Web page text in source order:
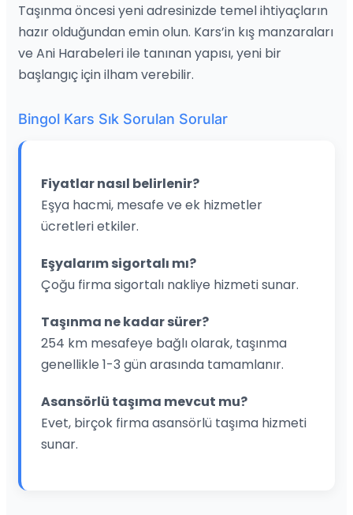
Taşınma öncesi yeni adresinizde temel ihtiyaçların
hazır olduğundan emin olun. Kars’in kış manzaraları
ve Ani Harabeleri ile tanınan yapısı, yeni bir
başlangıç için ilham verebilir.
Bingol Kars Sık Sorulan Sorular
Fiyatlar nasıl belirlenir?
Eşya hacmi, mesafe ve ek hizmetler
ücretleri etkiler.
Eşyalarım sigortalı mı?
Çoğu firma sigortalı nakliye hizmeti sunar.
Taşınma ne kadar sürer?
254 km mesafeye bağlı olarak, taşınma
genellikle 1-3 gün arasında tamamlanır.
Asansörlü taşıma mevcut mu?
Evet, birçok firma asansörlü taşıma hizmeti
sunar.